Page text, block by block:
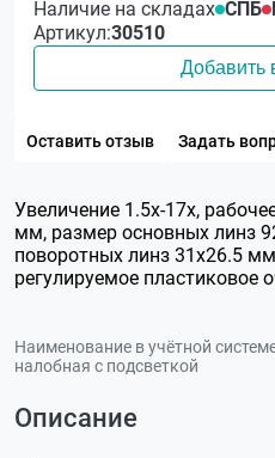
Наличие на складах СПБ
Артикул:30510
Добавить
Оставить отзыв Задать
Увеличение 1.5x-17x,
мм, размер основных линз
поворотных линз 31х26.5
регулируемое пластиковое
Наименование в учётной
налобная с подсветкой
Описание